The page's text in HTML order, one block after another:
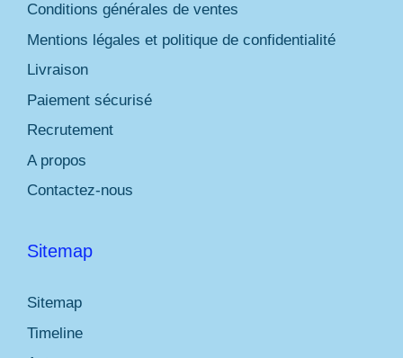
Conditions générales de ventes
Mentions légales et politique de confidentialité
Livraison
Paiement sécurisé
Recrutement
A propos
Contactez-nous
Sitemap
Sitemap
Timeline